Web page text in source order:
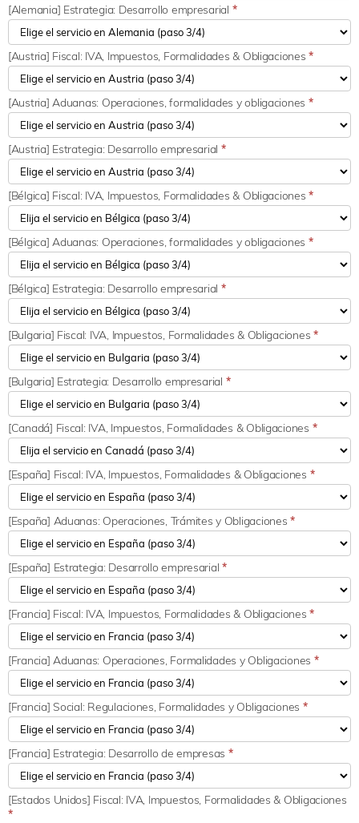
[Alemania] Estrategia: Desarrollo empresarial *
[Austria] Fiscal: IVA, Impuestos, Formalidades & Obligaciones*
[Austria] Aduanas: Operaciones, formalidades y obligaciones *
[Austria] Estrategia: Desarrollo empresarial *
[Bélgica] Fiscal: IVA, Impuestos, Formalidades & Obligaciones*
[Bélgica] Aduanas: Operaciones, formalidades y obligaciones *
[Bélgica] Estrategia: Desarrollo empresarial *
[Bulgaria] Fiscal: IVA, Impuestos, Formalidades & Obligaciones *
[Bulgaria] Estrategia: Desarrollo empresarial *
[Canadá] Fiscal: IVA, Impuestos, Formalidades & Obligaciones *
[España] Fiscal: IVA, Impuestos, Formalidades & Obligaciones *
[España] Aduanas: Operaciones, Trámites y Obligaciones*
[España] Estrategia: Desarrollo empresarial*
[Francia] Fiscal: IVA, Impuestos, Formalidades & Obligaciones*
[Francia] Aduanas: Operaciones, Formalidades y Obligaciones *
[Francia] Social: Regulaciones, Formalidades y Obligaciones *
[Francia] Estrategia: Desarrollo de empresas *
[Estados Unidos] Fiscal: IVA, Impuestos, Formalidades & Obligaciones
*